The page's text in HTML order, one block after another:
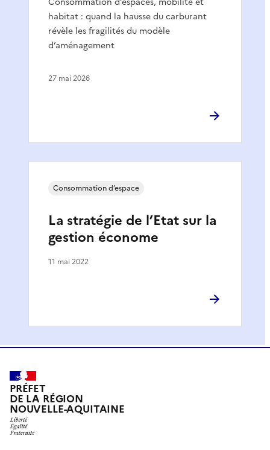
habitat : quand la hausse du carburant
révèle les fragilités du modèle
d’aménagement
27 mai 2026
La stratégie de l’Etat sur la
gestion économe
Consommation d’espace
11 mai 2022
PRÉFET
DE LA RÉGION
NOUVELLE-AQUITAINE